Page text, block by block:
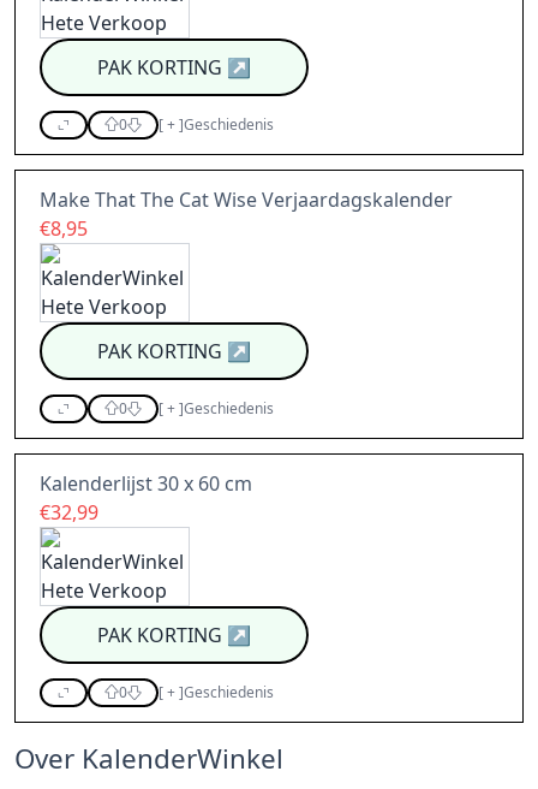
PAK KORTING ↗
0 [+]Geschiedenis
Make That The Cat Wise Verjaardagskalender
€8,95
PAK KORTING ↗
0 [+]Geschiedenis
Kalenderlijst 30 x 60 cm
€32,99
PAK KORTING ↗
0 [+]Geschiedenis
Over KalenderWinkel